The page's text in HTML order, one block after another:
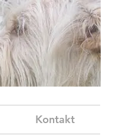
Kontakt